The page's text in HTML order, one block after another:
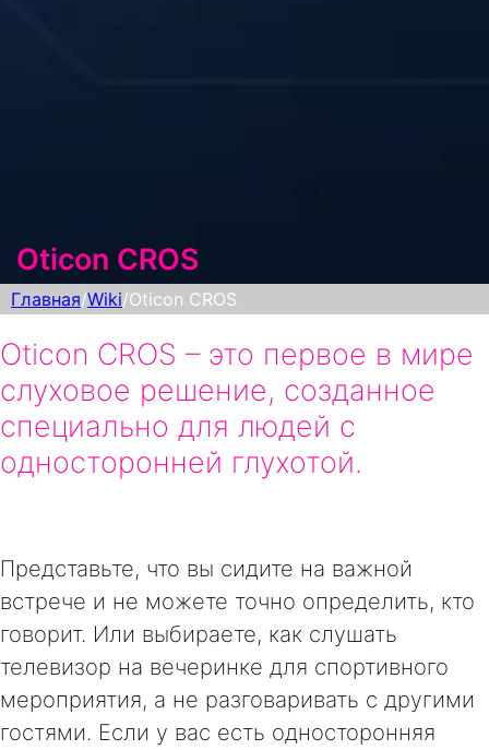
Oticon CROS
Главная/Wiki/Oticon CROS
Oticon CROS – это первое в мире
слуховое решение, созданное
специально для людей с
односторонней глухотой.
Представьте, что вы сидите на важной
встрече и не можете точно определить, кто
говорит. Или выбираете, как слушать
телевизор на вечеринке для спортивного
мероприятия, а не разговаривать с другими
гостями. Если у вас есть односторонняя